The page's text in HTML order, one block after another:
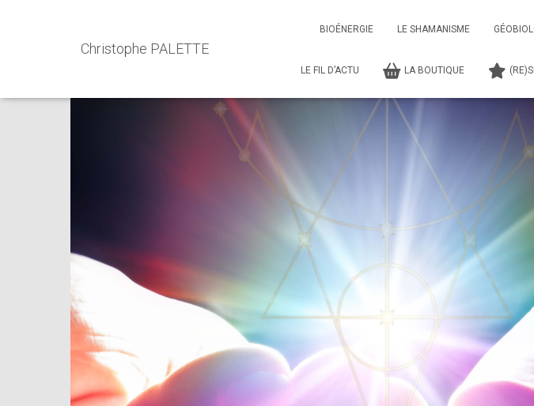
Christophe PALETTE
BIOÉNERGIE LE SHAMANISME
LE FIL D’ACTU LA BOUTIQUE